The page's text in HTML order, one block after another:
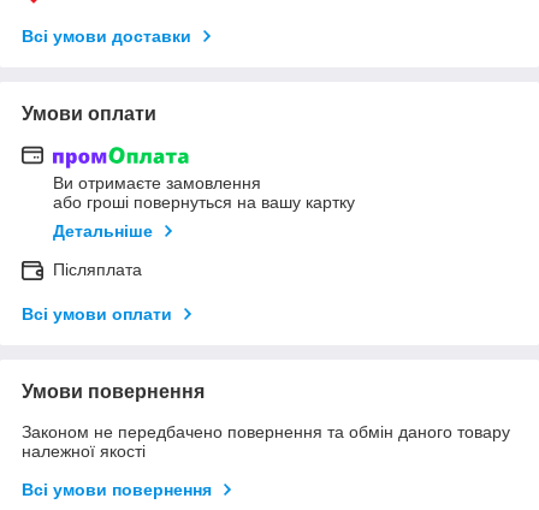
Всі умови доставки
Умови оплати
Ви отримаєте замовлення
або гроші повернуться на вашу картку
Детальніше
Післяплата
Всі умови оплати
Умови повернення
Законом не передбачено повернення та обмін даного товару
належної якості
Всі умови повернення